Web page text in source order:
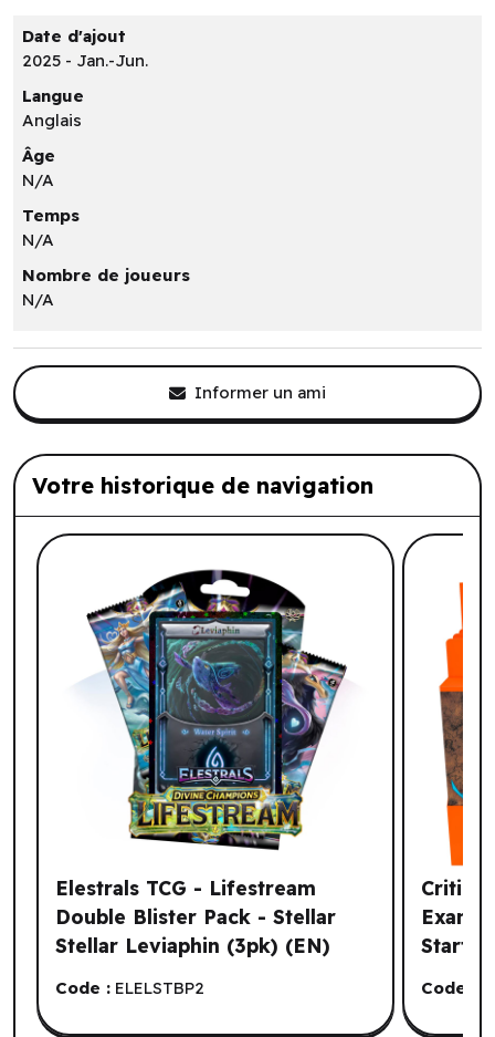
Date d'ajout
2025 - Jan.-Jun.
Langue
Anglais
Âge
N/A
Temps
N/A
Nombre de joueurs
N/A
Informer un ami
Votre historique de navigation
Liste de produits suggérés: Votre
Elestrals TCG - Lifestream
Double Blister Pack - Stellar
Stellar Leviaphin (3pk) (EN)
Code : ELELSTBP2
Starter
Code :